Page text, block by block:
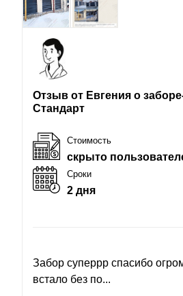
Отзыв от Евгения о
Стандарт
Стоимость
скрыто
Сроки
2 дня
Забор суперрр спасибо
встало без по...